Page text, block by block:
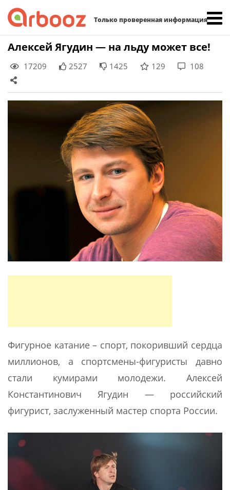
Только проверенная информация
Skip
content
Алексей Ягудин — на льду может все!
17209 2527 1425 129 108
Фигурное катание – спорт, покоривший сердца
миллионов, а спортсмены-фигуристы давно
стали кумирами молодежи. Алексей
Константинович Ягудин — российский
фигурист, заслуженный мастер спорта России.
Найти: